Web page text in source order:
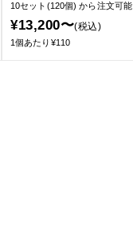
10セット(120個)から注文可能
¥13,200〜(税込)
1個あたり¥110